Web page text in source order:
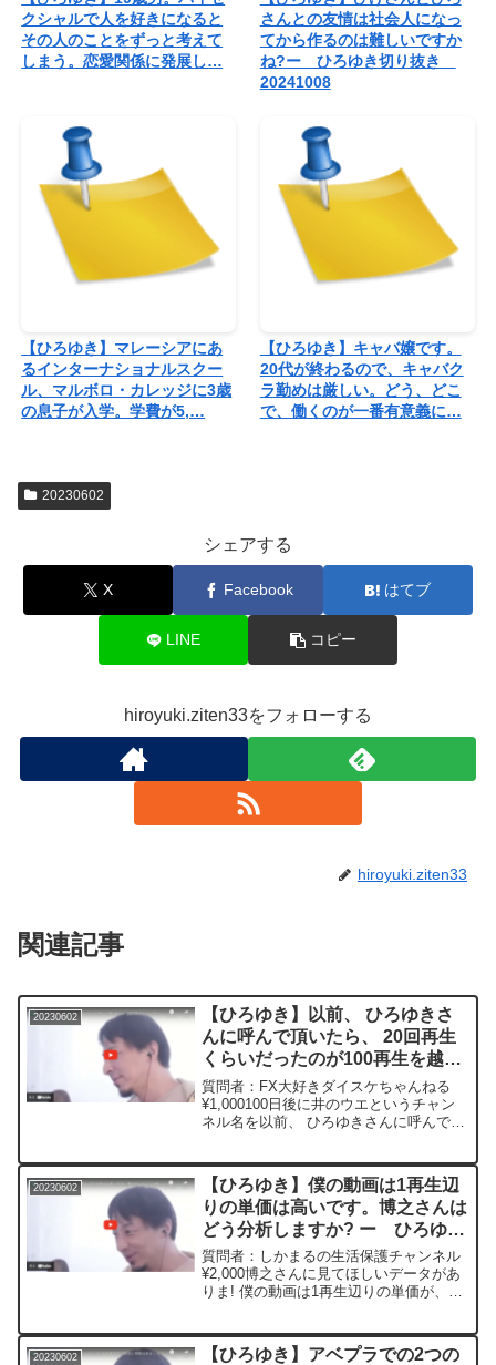
クシャルで人を好きになると
その人のことをずっと考えて
しまう。恋愛関係に発展し…
さんとの友情は社会人になっ
てから作るのは難しいですか
ね?ー ひろゆき切り抜き
20241008
【ひろゆき】マレーシアにあ
るインターナショナルスクー
ル、マルボロ・カレッジに3歳
の息子が入学。学費が5,…
【ひろゆき】キャバ嬢です。
20代が終わるので、キャバク
ラ勤めは厳しい。どう、どこ
で、働くのが一番有意義に…
20230602
シェアする
X Facebook はてブ
LINE コピー
hiroyuki.ziten33をフォローする
hiroyuki.ziten33
関連記事
20230602
【ひろゆき】以前、 ひろゆきさ
んに呼んで頂いたら、 20回再生
くらいだったのが100再生を越え
たりしました。死ぬまでスパチャ
し続けたら、100万回再生行くか
もー ひろゆき切り抜き
質問者：FX大好きダイスケちゃんねる
¥1,000100日後に井のウエというチャン
ネル名を以前、 ひろゆきさんに呼んで頂
ろゆきさん効果凄い。 ひろゆきさんが...
20230602
【ひろゆき】僕の動画は1再生辺
りの単価は高いです。博之さんは
どう分析しますか? ー ひろゆき
切り抜き 20230602
質問者：しかまるの生活保護チャンネル
¥2,000博之さんに見てほしいデータがあ
りま! 僕の動画は1再生辺りの単価が、8
に至っては0.8~1円です...
20230602
【ひろゆき】アベプラでの2つの